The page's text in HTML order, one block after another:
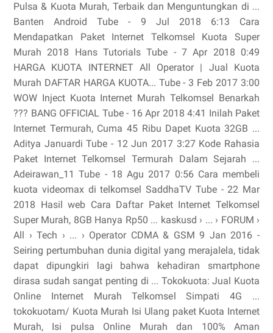
Pulsa & Kuota Murah, Terbaik dan Menguntungkan di ...
Banten Android Tube - 9 Jul 2018 6:13 Cara
Mendapatkan Paket Internet Telkomsel Kuota Super
Murah 2018 Hans Tutorials Tube - 7 Apr 2018 0:49
HARGA KUOTA INTERNET All Operator | Jual Kuota
Murah DAFTAR HARGA KUOTA... Tube - 3 Feb 2017 3:00
WOW Inject Kuota Internet Murah Telkomsel Benarkah
??? BANG OFFICIAL Tube - 16 Apr 2018 4:41 Inilah Paket
Internet Termurah, Cuma 45 Ribu Dapet Kuota 32GB ...
Aditya Januardi Tube - 12 Jun 2017 3:27 Kode Rahasia
Paket Internet Telkomsel Termurah Dalam Sejarah ...
Adeirawan_11 Tube - 18 Agu 2017 0:56 Cara membeli
kuota videomax di telkomsel SaddhaTV Tube - 22 Mar
2018 Hasil web Cara Daftar Paket Internet Telkomsel
Super Murah, 8GB Hanya Rp50 ... kaskusd › ... › FORUM ›
All › Tech › ... › Operator CDMA & GSM 9 Jan 2016 -
Seiring pertumbuhan dunia digital yang merajalela, tidak
dapat dipungkiri lagi bahwa kehadiran smartphone
dirasa sudah sangat penting di ... Tokokuota: Jual Kuota
Online Internet Murah Telkomsel Simpati 4G ...
tokokuotam/ Kuota Murah Isi Ulang paket Kuota Internet
Murah, Isi pulsa Online Murah dan 100% Aman